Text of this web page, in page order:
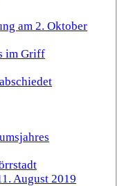
am 2. Oktober
im Griff
August 2019